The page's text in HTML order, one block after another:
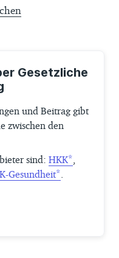
Gesetzliche
und Beitrag gibt
zwischen den
sind: HKK ,
Gesundheit .